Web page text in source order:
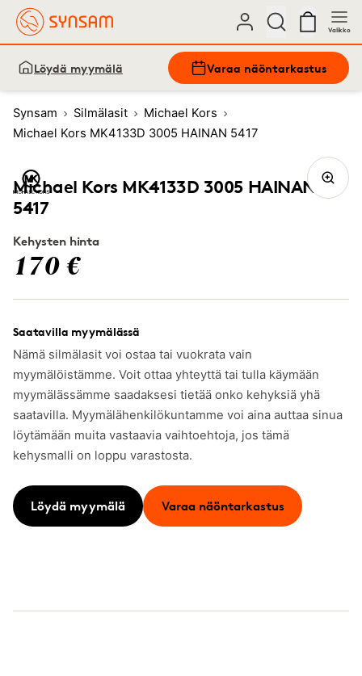
Valikko
Löydä myymälä Varaa näöntarkastus
Synsam Silmälasit
Michael Kors
Michael Kors MK4133D 3005 HAINAN 5417
Michael Kors MK4133D 3005 HAINAN
5417
Kehysten hinta
170 €
Saatavilla myymälässä
Nämä silmälasit voi ostaa tai vuokrata vain
myymälöistämme. Voit ottaa yhteyttä tai tulla käymään
myymälässämme saadaksesi tietää onko kehyksiä yhä
saatavilla. Myymälähenkilökuntamme voi aina auttaa sinua
löytämään muita vastaavia vaihtoehtoja, jos tämä
kehysmalli on loppu varastosta.
Löydä myymälä Varaa näöntarkastus